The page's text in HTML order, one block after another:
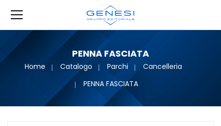
PENNA FASCIATA
Home Catalogo Parchi
Cancelleria
PENNA FASCIATA